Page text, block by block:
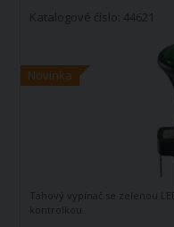
Novinka
Katalogové číslo: 44621
Tahový vypínač se zelenou LED
kontrolkou.